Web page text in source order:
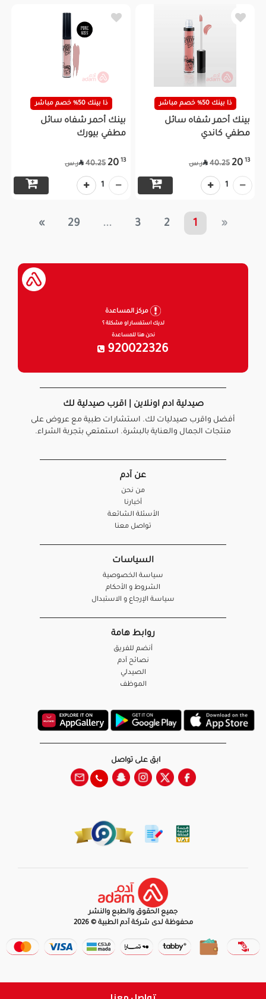
ذا بينك 50% خصم مباشر
بينك أحمر شفاه سائل
مطفي كاندي
13
20
 40.25 ر.س
1
ذا بينك 50% خصم مباشر
بينك أحمر شفاه سائل
مطفي بيورك
13
20
 40.25 ر.س
1
«
1
2
3
...
29
»
مركز المساعدة
لديك استفسار او مشكلة ؟
نحن هنا للمساعدة
920022326
صيدلية ادم اونلاين | اقرب صيدلية لك
أفضل واقرب صيدليات لك. استشارات طبية مع عروض على
منتجات الجمال والعناية بالبشرة. استمتعي بتجربة الشراء.
عن آدم
من نحن
أخبارنا
الأسئلة الشائعة
تواصل معنا
السياسات
سياسة الخصوصية
الشروط و الأحكام
سياسة الإرجاع و الاستبدال
روابط هامة
أنضم للفريق
نصائح آدم
الصيدلي
الموظف
ابق على تواصل
جميع الحقوق والطبع والنشر
محفوظة لدى شركة آدم الطبية © 2026